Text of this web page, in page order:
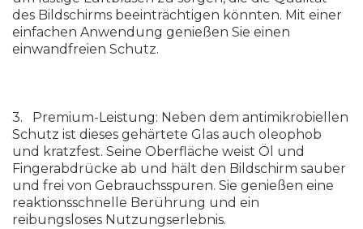
des Bildschirms beeinträchtigen könnten. Mit einer
einfachen Anwendung genießen Sie einen
einwandfreien Schutz.
3. Premium-Leistung: Neben dem antimikrobiellen
Schutz ist dieses gehärtete Glas auch oleophob
und kratzfest. Seine Oberfläche weist Öl und
Fingerabdrücke ab und hält den Bildschirm sauber
und frei von Gebrauchsspuren. Sie genießen eine
reaktionsschnelle Berührung und ein
reibungsloses Nutzungserlebnis.